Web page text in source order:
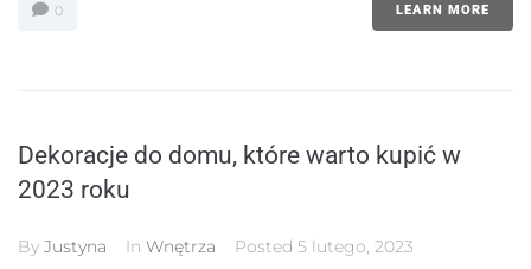
0 LEARN MORE
Dekoracje do domu, które warto kupić w
2023 roku
By Justyna In Wnętrza Posted 5 lutego, 2023